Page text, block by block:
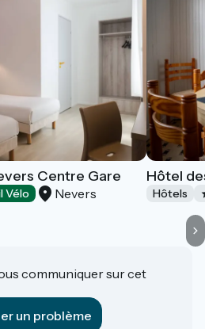
Centre Gare
Vélo Nevers
Hôtel
Hôtels
communiquer sur cet
un problème